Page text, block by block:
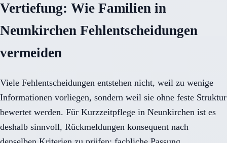
Vertiefung: Wie Familien in
Neunkirchen Fehlentscheidungen
vermeiden
Viele Fehlentscheidungen entstehen nicht, weil zu wenige
Informationen vorliegen, sondern weil sie ohne feste Struktur
bewertet werden. Für Kurzzeitpflege in Neunkirchen ist es
deshalb sinnvoll, Rückmeldungen konsequent nach